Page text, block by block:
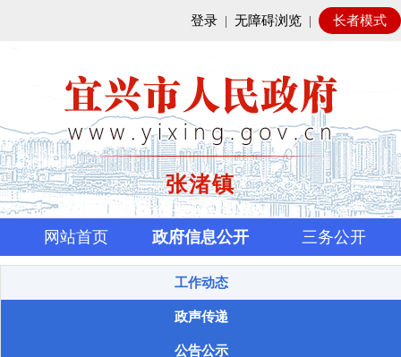
登录 | 无障碍浏览 | 长者模式
张渚镇
网站首页 政府信息公开 三务公开
工作动态
政声传递
公告公示